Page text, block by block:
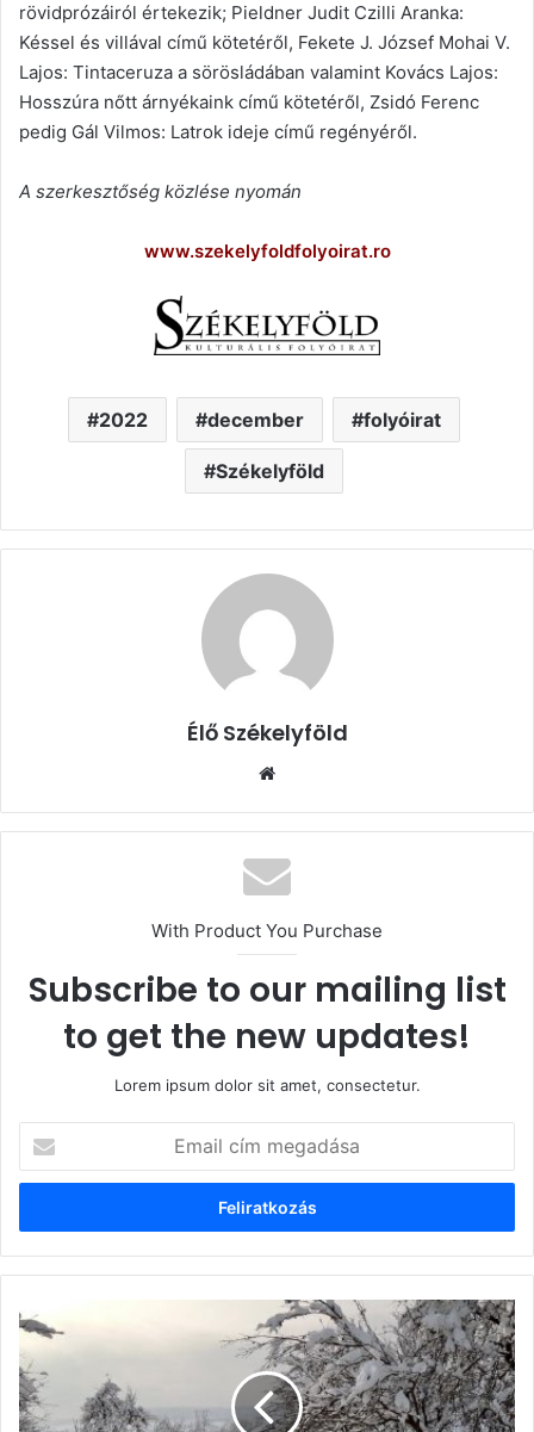
rövidprózáiról értekezik; Pieldner Judit Czilli Aranka:
Késsel és villával című kötetéről, Fekete J. József Mohai V.
Lajos: Tintaceruza a sörösládában valamint Kovács Lajos:
Hosszúra nőtt árnyékaink című kötetéről, Zsidó Ferenc
pedig Gál Vilmos: Latrok ideje című regényéről.
A szerkesztőség közlése nyomán
www.szekelyfoldfolyoirat.ro
2022 december folyóirat
Székelyföld
Élő Székelyföld
With Product You Purchase
Subscribe to our mailing list
to get the new updates!
Lorem ipsum dolor sit amet, consectetur.
cím
megadása
Útra
kelnek
az
Angyalok!